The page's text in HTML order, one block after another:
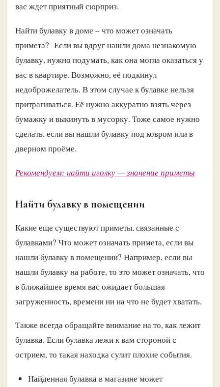
вас ждет приятный сюрприз.
Найти булавку в доме – что может означать
примета? Если вы вдруг нашли дома незнакомую
булавку, нужно подумать, как она могла оказаться у
вас в квартире. Возможно, её подкинул
недоброжелатель. В этом случае к булавке нельзя
притрагиваться. Её нужно аккуратно взять через
бумажку и выкинуть в мусорку. Тоже самое нужно
сделать, если вы нашли булавку под ковром или в
дверном проёме.
Рекомендуем: найти иголку — значение приметы
Найти булавку в помещении
Какие еще существуют приметы, связанные с
булавками? Что может означать примета, если вы
нашли булавку в помещении? Например, если вы
нашли булавку на работе, то это может означать, что
в ближайшее время вас ожидает большая
загруженность, времени ни на что не будет хватать.
Также всегда обращайте внимание на то, как лежит
булавка. Если булавка лежи к вам стороной с
острием, то такая находка сулит плохие события.
Найденная булавка в магазине может